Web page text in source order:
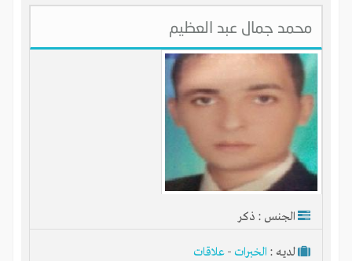
محمد جمال عبد العظيم
الجنس : ذكر
لديـه : الخبرات - علاقات